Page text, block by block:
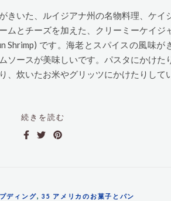
きいた、ルイジアナ州の名物料理、ケイ
ムとチーズを加えた、クリーミーケイジ
Shrimp) です。海老とスパイスの風味が
ソースが美味しいです。パスタにかけた
、炊いたお米やグリッツにかけたりして
続きを読む
ディング,35 アメリカのお菓子とパン